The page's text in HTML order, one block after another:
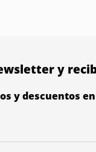
y
y descuentos